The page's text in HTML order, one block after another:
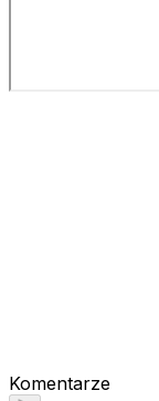
Komentarze